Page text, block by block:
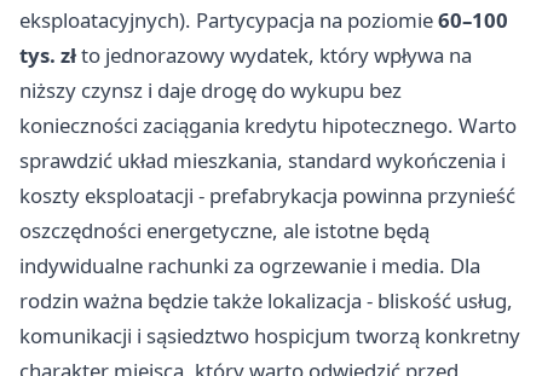
eksploatacyjnych). Partycypacja na poziomie60–100
tys. złto jednorazowy wydatek, który wpływa na
niższy czynsz i daje drogę do wykupu bez
konieczności zaciągania kredytu hipotecznego. Warto
sprawdzić układ mieszkania, standard wykończenia i
koszty eksploatacji - prefabrykacja powinna przynieść
oszczędności energetyczne, ale istotne będą
indywidualne rachunki za ogrzewanie i media. Dla
rodzin ważna będzie także lokalizacja - bliskość usług,
komunikacji i sąsiedztwo hospicjum tworzą konkretny
charakter miejsca, który warto odwiedzić przed